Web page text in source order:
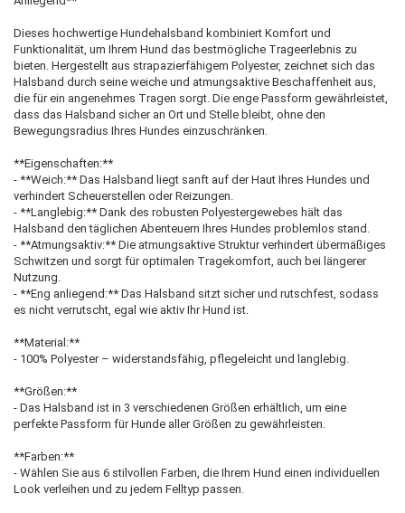
Dieses hochwertige Hundehalsband kombiniert Komfort und
Funktionalität, um Ihrem Hund das bestmögliche Trageerlebnis zu
bieten. Hergestellt aus strapazierfähigem Polyester, zeichnet sich das
Halsband durch seine weiche und atmungsaktive Beschaffenheit aus,
die für ein angenehmes Tragen sorgt. Die enge Passform gewährleistet,
dass das Halsband sicher an Ort und Stelle bleibt, ohne den
Bewegungsradius Ihres Hundes einzuschränken.
**Eigenschaften:**
- **Weich:** Das Halsband liegt sanft auf der Haut Ihres Hundes und
verhindert Scheuerstellen oder Reizungen.
- **Langlebig:** Dank des robusten Polyestergewebes hält das
Halsband den täglichen Abenteuern Ihres Hundes problemlos stand.
- **Atmungsaktiv:** Die atmungsaktive Struktur verhindert übermäßiges
Schwitzen und sorgt für optimalen Tragekomfort, auch bei längerer
Nutzung.
- **Eng anliegend:** Das Halsband sitzt sicher und rutschfest, sodass
es nicht verrutscht, egal wie aktiv Ihr Hund ist.
**Material:**
- 100% Polyester – widerstandsfähig, pflegeleicht und langlebig.
**Größen:**
- Das Halsband ist in 3 verschiedenen Größen erhältlich, um eine
perfekte Passform für Hunde aller Größen zu gewährleisten.
**Farben:**
- Wählen Sie aus 6 stilvollen Farben, die Ihrem Hund einen individuellen
Look verleihen und zu jedem Felltyp passen.